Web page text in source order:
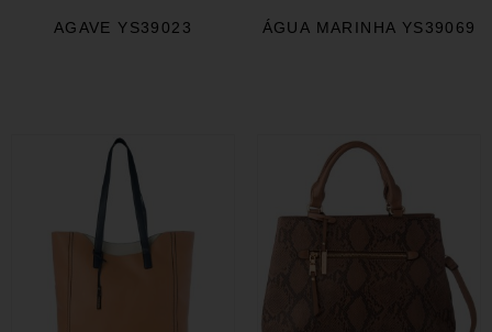
AGAVE YS39023 ÁGUA MARINHA YS39069